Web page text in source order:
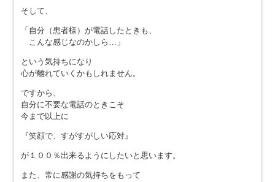
そして、
「自分（患者様）が電話したときも、
こんな感じなのかしら…」
という気持ちになり
心が離れていくかもしれません。
ですから、
自分に不要な電話のときこそ
今まで以上に
『笑顔で、すがすがしい応対』
が１００％出来るようにしたいと思います。
また、常に感謝の気持ちをもって